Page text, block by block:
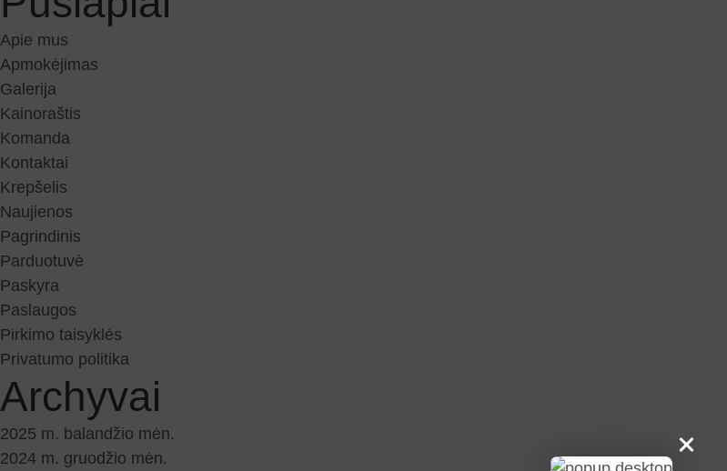
Apie mus
Apmokėjimas
Galerija
Kainoraštis
Komanda
Kontaktai
Krepšelis
Naujienos
Pagrindinis
Parduotuvė
Paskyra
Paslaugos
Pirkimo taisyklės
Privatumo politika
Archyvai
2025 m. balandžio mėn.
2024 m. gruodžio mėn.